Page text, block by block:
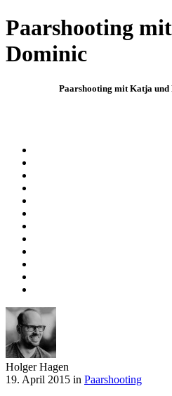
Paarshooting
Dominic
Paarshooting mit Katja und
Holger Hagen
19. April 2015 in Paarshooting